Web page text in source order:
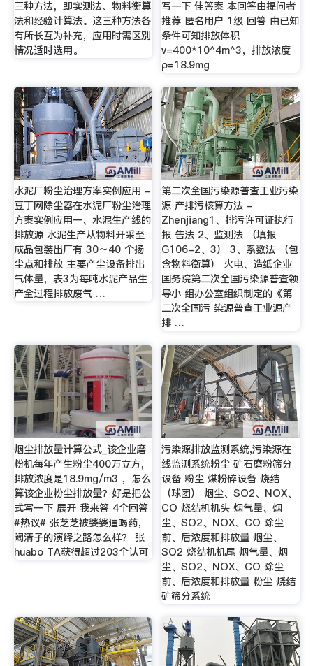
三种方法，即实测法、物料衡算
法和经验计算法。这三种方法各
有所长互为补充，应用时需区别
情况适时选用。
写一下 佳答案 本回答由提问者
推荐 匿名用户 1级 回答 由已知
条件可知排放体积
v=400*10^4m^3，排放浓度
ρ=18.9mg
水泥厂粉尘治理方案实例应用 -
豆丁网除尘器在水泥厂粉尘治理
方案实例应用一、水泥生产线的
排放源 水泥生产从物料开采至
成品包装出厂有 30～40 个扬
尘点和排放 主要产尘设备排出
气体量，表3为每吨水泥产品生
产全过程排放废气 …
第二次全国污染源普查工业污染
源 产排污核算方法 -
Zhenjiang1、排污许可证执行
报 告法 2、监测法 （填报
G106-2、3） 3、系数法 （包
含物料衡算） 火电、造纸企业
国务院第二次全国污染源普查领
导小 组办公室组织制定的《第
二次全国污 染源普查工业源产
排 …
烟尘排放量计算公式_该企业磨
粉机每年产生粉尘400万立方，
排放浓度是18.9mg/m3 ，怎么
算该企业粉尘排放量？好是把公
式写一下 展开 我来答 4个回答
#热议# 张芝芝被婆婆逼喝药，
阚清子的演绎之路怎么样？ 张
huabo TA获得超过203个认可
污染源排放监测系统,污染源在
线监测系统粉尘 矿石磨粉筛分
设备 粉尘 煤粉碎设备 烧结
（球团） 烟尘、SO2、NOX、
CO 烧结机机头 烟气量、烟
尘、SO2、NOX、CO 除尘
前、后浓度和排放量 烟尘、
SO2 烧结机机尾 烟气量、烟
尘、SO2、NOX、CO 除尘
前、后浓度和排放量 粉尘 烧结
矿筛分系统